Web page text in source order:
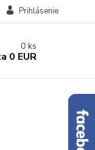
Prihlásenie
0 ks
0 EUR